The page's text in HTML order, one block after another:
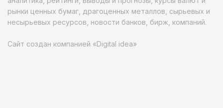
рынки ценных бумаг, драгоценных металлов, сырьевых и
несырьевых ресурсов, новости банков, бирж, компаний.
Сайт создан компанией «Digital idea»